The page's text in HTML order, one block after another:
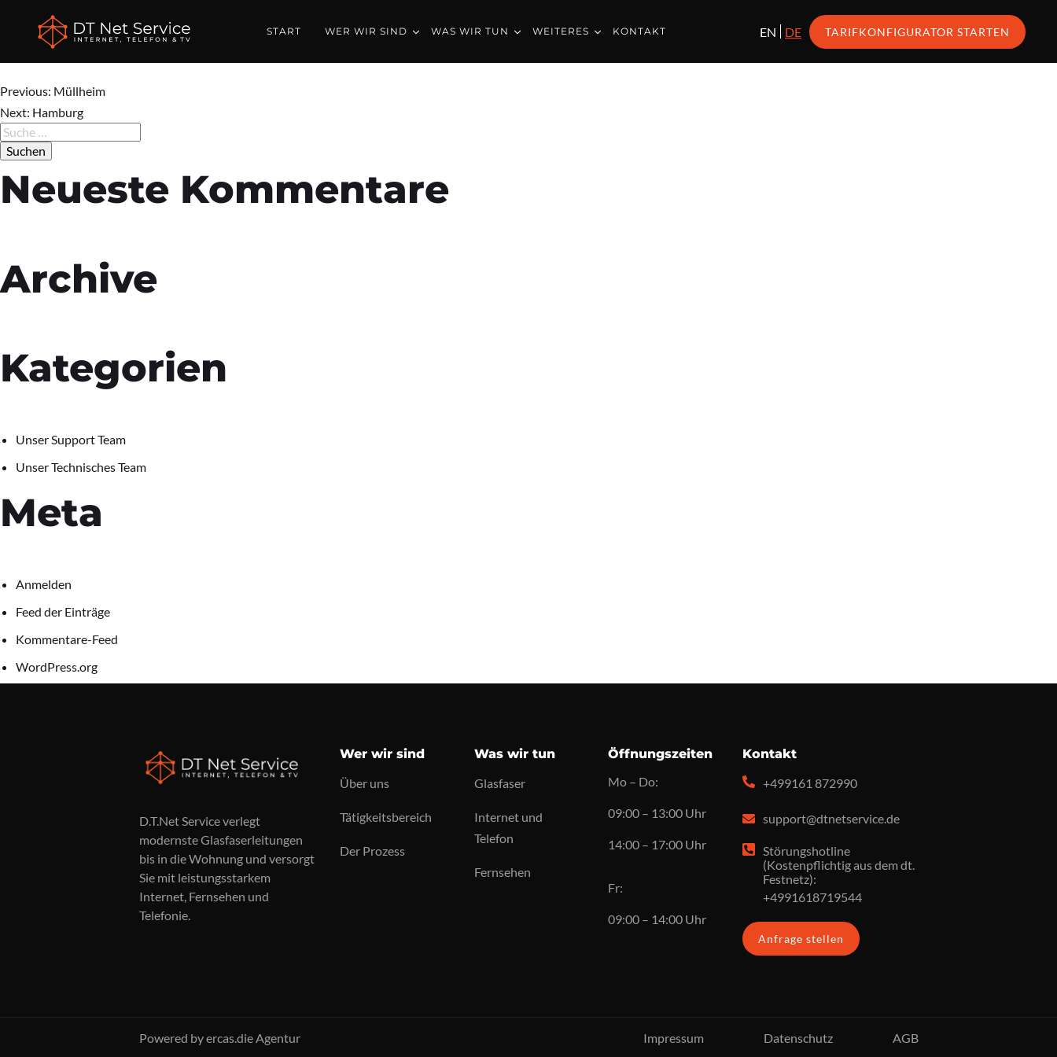
START WER WIR SIND WAS WIR TUN WEITERES KONTAKT EN DE TARIFKONFIGURATOR STARTEN
Germersheim
Beitrags-
Navigation
Previous: Müllheim
Next: Hamburg
Suche
nach:
Neueste Kommentare
Archive
Kategorien
Unser Support Team
Unser Technisches Team
Meta
Anmelden
Feed der Einträge
Kommentare-Feed
WordPress.org
D.T.Net Service verlegt
modernste Glasfaserleitungen
bis in die Wohnung und versorgt
Sie mit leistungsstarkem
Internet, Fernsehen und
Telefonie.
Wer wir sind
Über uns
Tätigkeitsbereich
Der Prozess
Was wir tun
Glasfaser
Internet und
Telefon
Fernsehen
Öffnungszeiten
Mo – Do:
09:00 – 13:00 Uhr
14:00 – 17:00 Uhr
Fr:
09:00 – 14:00 Uhr
Kontakt
+499161 872990
support@dtnetservice.de
Störungshotline
(Kostenpflichtig aus dem dt.
Festnetz):
+4991618719544
Anfrage stellen
Powered by ercas.die Agentur Impressum Datenschutz AGB